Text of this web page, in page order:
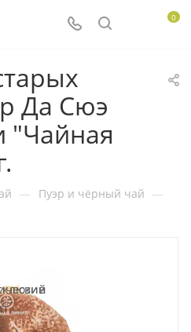
0
Да Сюэ
"Чайная
— Пуэр и чёрный чай —